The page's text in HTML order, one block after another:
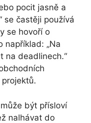
pocit jasně a
se častěji používá
se hovoří o
například: „Na
na deadlinech.“
být přísloví
nalhávat do